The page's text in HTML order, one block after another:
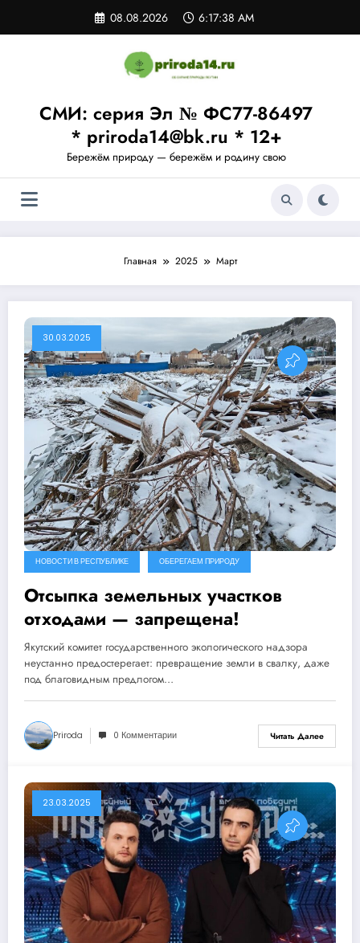
содержимому
08.08.2026 6:17:38 AM
СМИ: серия Эл № ФС77-86497
* priroda14@bk.ru * 12+
Бережём природу — бережём и родину свою
Главная 2025 Март
30.03.2025
НОВОСТИ В РЕСПУБЛИКЕ ОБЕРЕГАЕМ ПРИРОДУ
Отсыпка земельных участков
отходами — запрещена!
Якутский комитет государственного экологического надзора
неустанно предостерегает: превращение земли в свалку, даже
под благовидным предлогом…
Priroda 0 Комментарии Читать Далее
23.03.2025